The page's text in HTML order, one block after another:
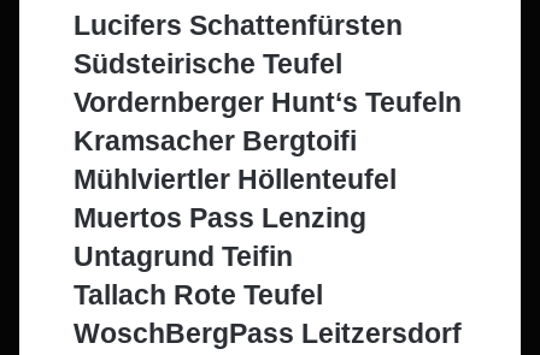
Lucifers Schattenfürsten
Südsteirische Teufel
Vordernberger Hunt‘s Teufeln
Kramsacher Bergtoifi
Mühlviertler Höllenteufel
Muertos Pass Lenzing
Untagrund Teifin
Tallach Rote Teufel
WoschBergPass Leitzersdorf